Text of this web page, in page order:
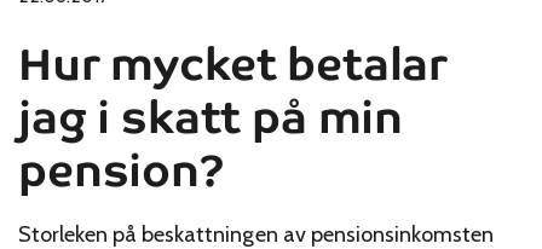
Hur mycket betalar
jag i skatt på min
pension?
Storleken på beskattningen av pensionsinkomsten